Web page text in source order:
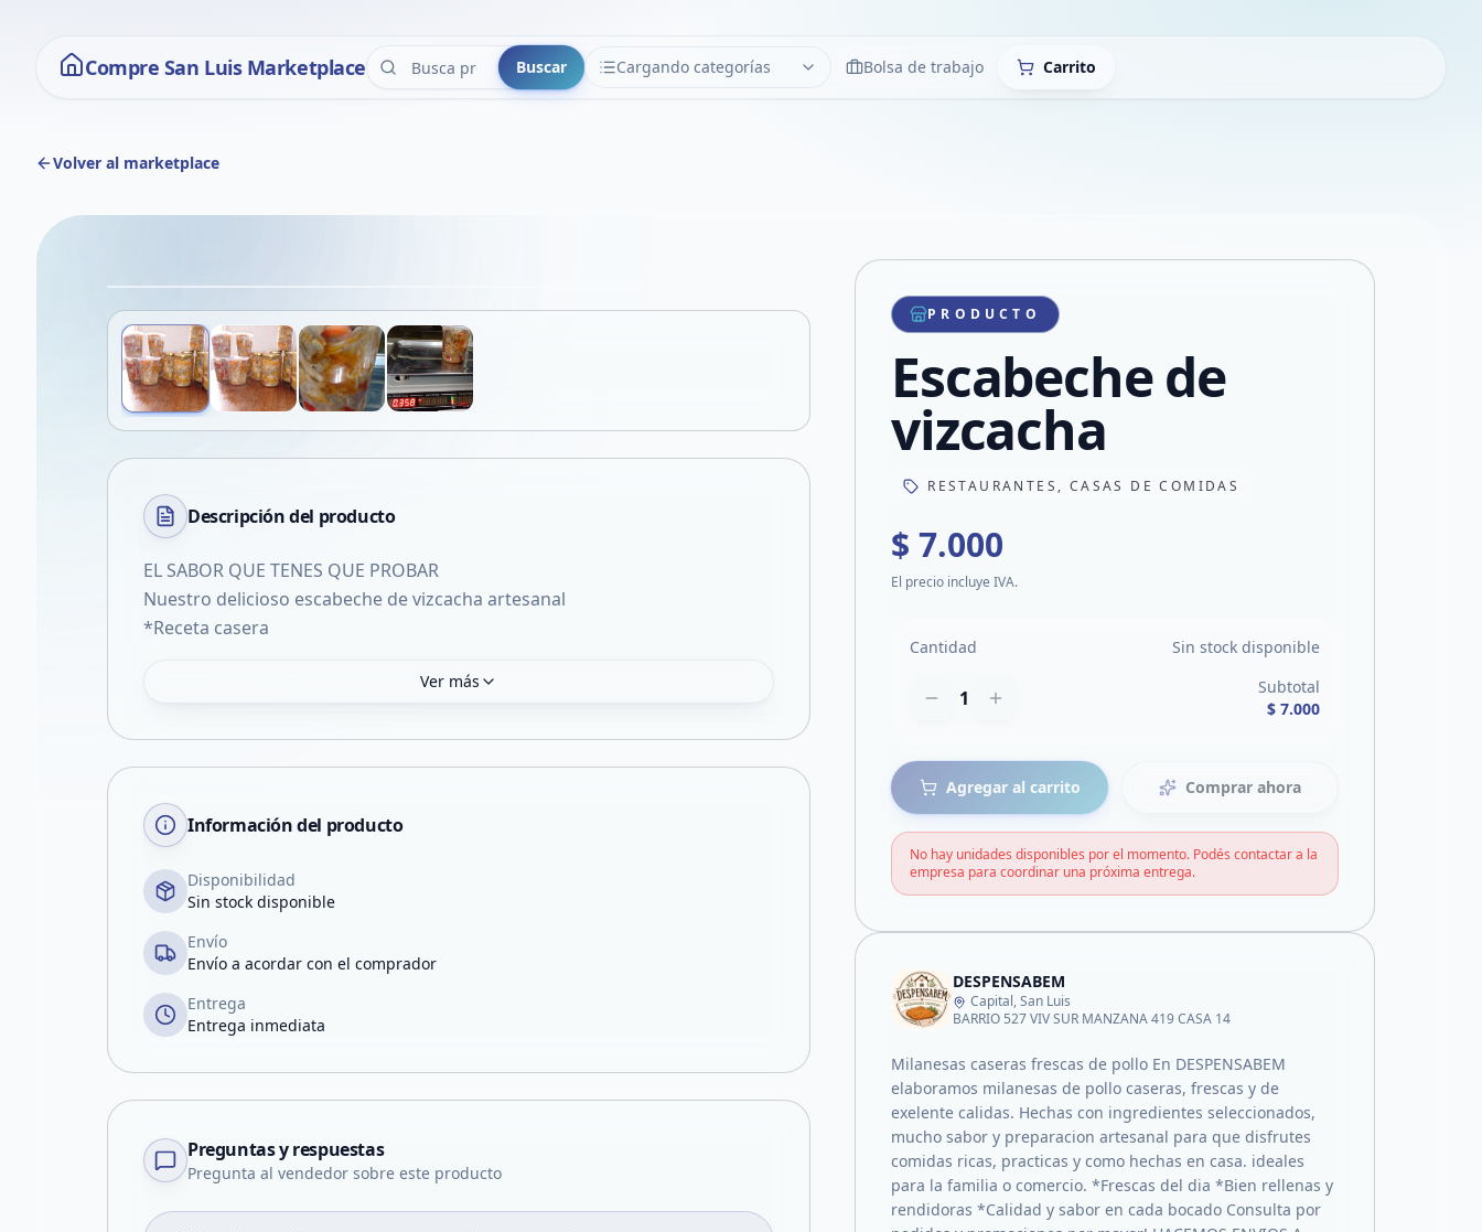
Compre San Luis Marketplace Buscar Cargando categorías
CATEGORÍAS LimpiarBolsa de trabajo Carrito
Volver al marketplace
Compartir producto
Compartir por WhatsApp
Compartir por mail
Compartir en Facebook
Compartir en X
Descripción del producto
EL SABOR QUE TENES QUE PROBAR
Nuestro delicioso escabeche de vizcacha artesanal
*Receta casera
Ver más
Información del producto
Disponibilidad
Sin stock disponible
Envío
Envío a acordar con el comprador
Entrega
Entrega inmediata
Preguntas y respuestas
Pregunta al vendedor sobre este producto
PRODUCTO
Escabeche de
vizcacha
RESTAURANTES, CASAS DE COMIDAS
$ 7.000
El precio incluye IVA.
Cantidad Sin stock disponible
1
Subtotal
$ 7.000
Agregar al carrito Comprar ahora
No hay unidades disponibles por el momento. Podés contactar a la
empresa para coordinar una próxima entrega.
DESPENSABEM
Capital, San Luis
BARRIO 527 VIV SUR MANZANA 419 CASA 14
Milanesas caseras frescas de pollo En DESPENSABEM
elaboramos milanesas de pollo caseras, frescas y de
exelente calidas. Hechas con ingredientes seleccionados,
mucho sabor y preparacion artesanal para que disfrutes
comidas ricas, practicas y como hechas en casa. ideales
para la familia o comercio. *Frescas del dia *Bien rellenas y
rendidoras *Calidad y sabor en cada bocado Consulta por